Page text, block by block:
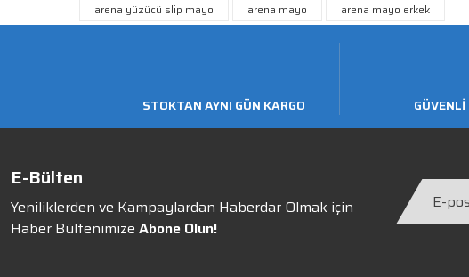
arena yüzücü slip mayo
arena mayo arena mayo erkek
STOKTAN AYNI GÜN KARGO GÜVENLİ
E-Bülten
Yeniliklerden ve Kampaylardan Haberdar Olmak için
Haber Bültenimize Abone Olun!